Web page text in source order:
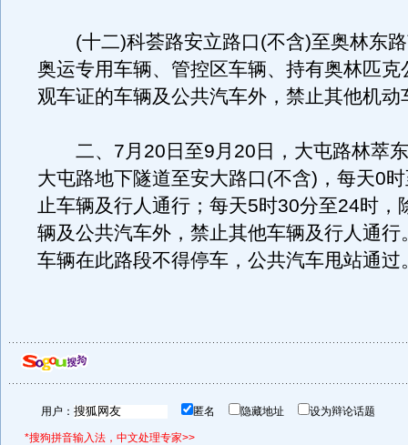
(十二)科荟路安立路口(不含)至奥林东路
奥运专用车辆、管控区车辆、持有奥林匹克
观车证的车辆及公共汽车外，禁止其他机动
二、7月20日至9月20日，大屯路林萃
大屯路地下隧道至安大路口(不含)，每天0
止车辆及行人通行；每天5时30分至24时，
辆及公共汽车外，禁止其他车辆及行人通行
车辆在此路段不得停车，公共汽车甩站通过
用户： 匿名 隐藏地址 设为辩论话题
*搜狗拼音输入法，中文处理专家>>